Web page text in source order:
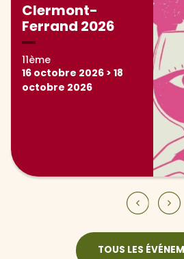
Clermont-
Ferrand 2026
11ème
16 octobre 2026 > 18
octobre 2026
TOUS LES